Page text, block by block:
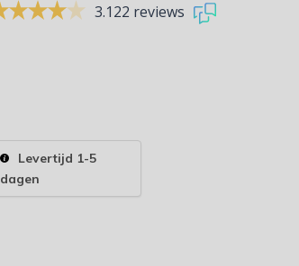
3.122 reviews
Levertijd 1-5
dagen